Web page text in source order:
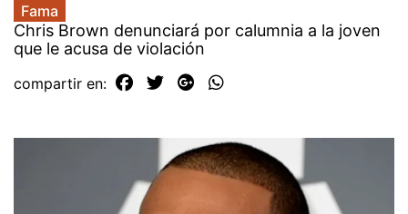
Fama
Chris Brown denunciará por calumnia a la joven
que le acusa de violación
compartir en: